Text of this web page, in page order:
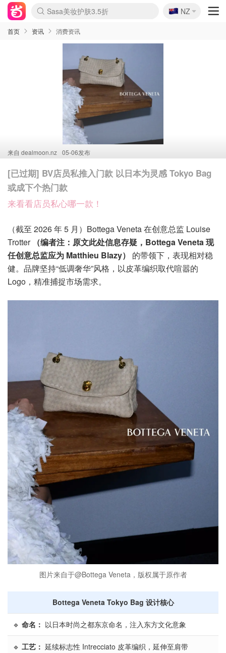
lululemon折扣上新
Sasa美妆护肤3.5折
SSENSE年中3折
FreshBeauty好价汇总
Cettire降价+叠9折
WWS Coles超市实拍
viagogo二手票捡漏
Myer超级周末1折
The Outnet奢牌1折起
David Jones 3折起
Flannels大牌1折
Perfumes Club护肤1折
AMIRO返校季6.2折
Amazon折扣汇总
eToro入金$200送$50
Amazon数码好物
ICONIC本周7.5折
ThedoubleF高奢地板价
Moose Knuckles 6折
丝芙兰5折起
EUFY官网3.7折起
Selenichast首饰2折
Trip机票酒店促销
YSL送5件彩妆礼
Amazon家居好物
Amazon美妆护肤
雅漾大喷$8
过敏原检测盒$33
伊索独家赠50ml沐浴露
科颜氏清仓3折
SEALIFE海洋馆门票6折
丝塔芙大白罐$16
订阅Newsletter送香薰
Cult Beauty 6.8折
Harrods圣诞日历2.3折
LN-CC奢牌私促3折
d'Alba空姐喷雾$16
EVE LOM套装逆天2折
Bernardelli独家4折
Adore Beauty 6折起
CT圣诞日历
Mytheresa奢品2.7折
Luxury Escapes 9折
Currentbody美容仪9折
MOON Garden Live
Roborock扫地机3.7折
Tingo Life水杯$24
Valentino官网5折
CR洗发护发6.3折
修丽可套装7.4折
Myer彩妆2件7折
GANNI官网4.5折
Stylevana韩妆4折
Tessabit高奢8.5折
OGX洗护4折
Amazon阿德莱德次日达
卡诗8.5折+赠礼
Philips Hue灯具8折
🇳🇿
NZ
首页 资讯 消费资讯
来自 dealmoon.nz 05-06发布
[已过期] BV店员私推入门款 以日本为灵感 Tokyo Bag
或成下个热门款
来看看店员私心哪一款！
（截至 2026 年 5 月）Bottega Veneta 在创意总监 Louise
Trotter （编者注：原文此处信息存疑，Bottega Veneta 现
任创意总监应为 Matthieu Blazy）
的带领下，表现相对稳
健。品牌坚持“低调奢华”风格，以皮革编织取代喧嚣的
Logo，精准捕捉市场需求。
图片来自于@Bottega Veneta，版权属于原作者
Bottega Veneta Tokyo Bag 设计核心
🔹 命名： 以日本时尚之都东京命名，注入东方文化意象
🔹 工艺： 延续标志性 Intrecciato 皮革编织，延伸至肩带